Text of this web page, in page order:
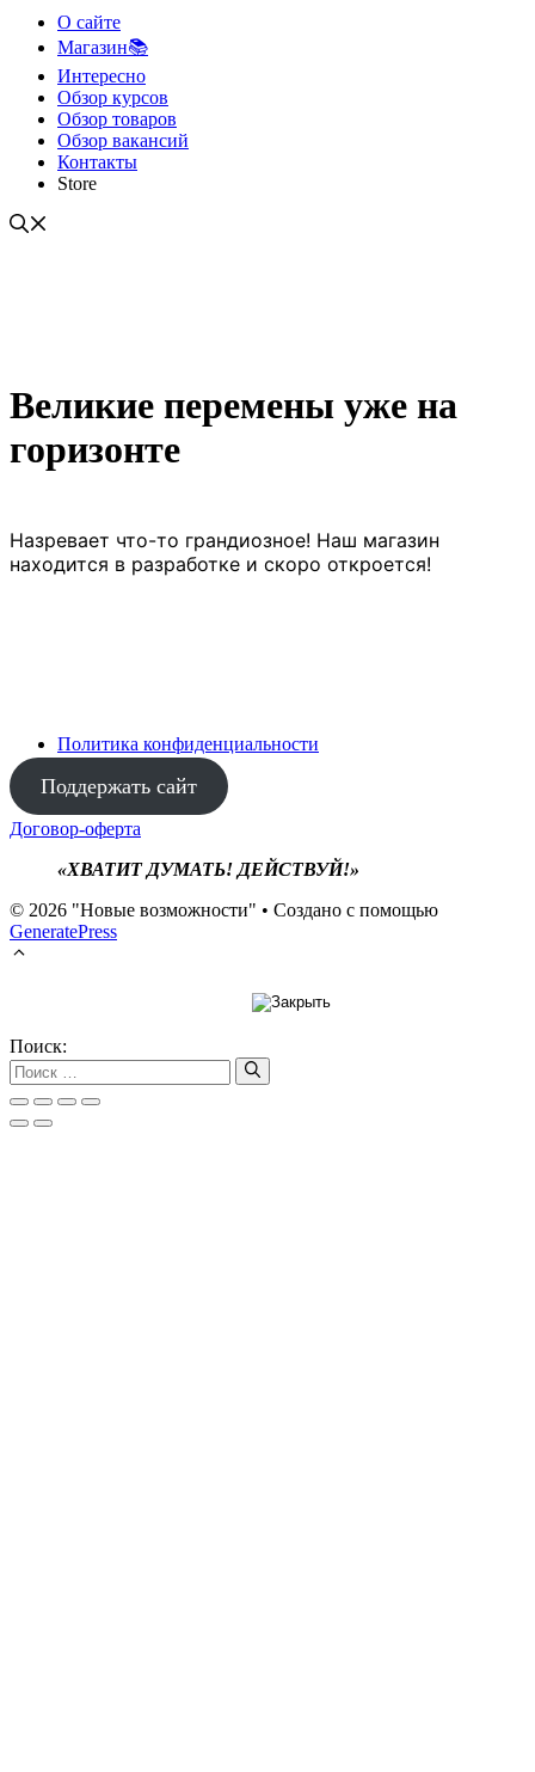
О сайте
Магазин📚
Интересно
Обзор курсов
Обзор товаров
Обзор вакансий
Контакты
Store
Великие перемены уже на
горизонте
Назревает что-то грандиозное! Наш магазин
находится в разработке и скоро откроется!
Политика конфиденциальности
Поддержать сайт
Договор-оферта
«ХВАТИТ ДУМАТЬ! ДЕЙСТВУЙ!»
© 2026 "Новые возможности" • Создано с помощью
GeneratePress
Поиск: